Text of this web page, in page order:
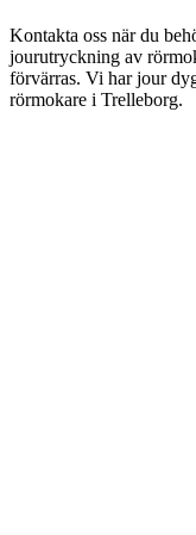
Kontakta oss när du
jourutryckning av
förvärras. Vi har jour
rörmokare i Trelleborg.